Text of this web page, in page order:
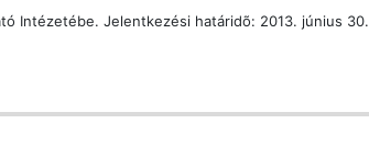
Intézetébe. Jelentkezési határidõ: 2013. június 30.